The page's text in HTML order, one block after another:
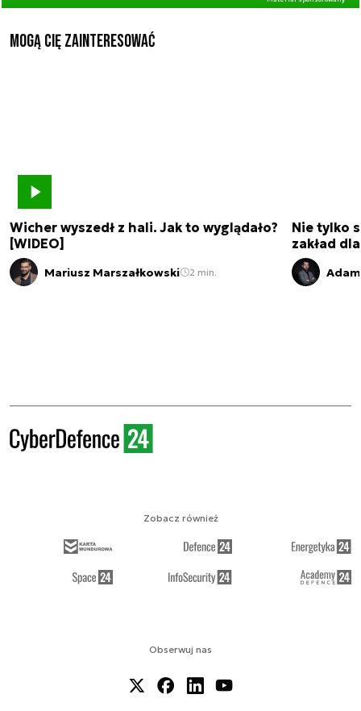
Mogą Cię zainteresować
Wicher wyszedł z hali. Jak to wyglądało?
[WIDEO]
Mariusz Marszałkowski 2 min.
Nie tylko
zakład
Obserwuj nas
Zobacz również